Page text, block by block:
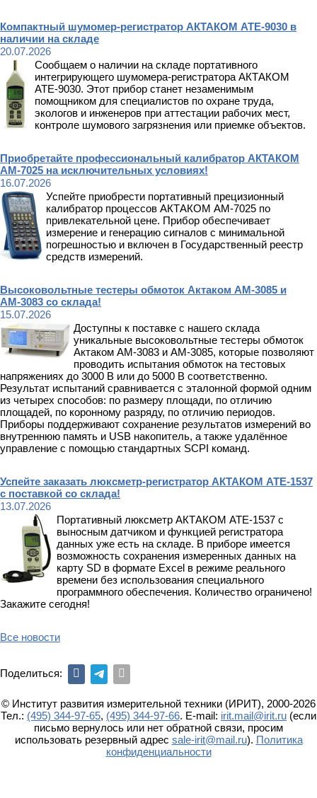
Компактный шумомер-регистратор АКТАКОМ АТЕ-9030 в
наличии на складе
20.07.2026
Сообщаем о наличии на складе портативного
интегрирующего шумомера-регистратора АКТАКОМ
АТЕ-9030. Этот прибор станет незаменимым
помощником для специалистов по охране труда,
экологов и инженеров при аттестации рабочих мест,
контроле шумового загрязнения или приемке объектов.
Приобретайте профессиональный калибратор АКТАКОМ
АМ-7025 на исключительных условиях!
16.07.2026
Успейте приобрести портативный прецизионный
калибратор процессов АКТАКОМ АМ-7025 по
привлекательной цене. Прибор обеспечивает
измерение и генерацию сигналов с минимальной
погрешностью и включен в Государственный реестр
средств измерений.
Высоковольтные тестеры обмоток Актаком АМ-3085 и
АМ-3083 со склада!
15.07.2026
Доступны к поставке с нашего склада
уникальные высоковольтные тестеры обмоток
Актаком АМ-3083 и АМ-3085, которые позволяют
проводить испытания обмоток на тестовых
напряжениях до 3000 В или до 5000 В соответственно.
Результат испытаний сравнивается с эталонной формой одним
из четырех способов: по размеру площади, по отличию
площадей, по коронному разряду, по отличию периодов.
Приборы поддерживают сохранение результатов измерений во
внутреннюю память и USB накопитель, а также удалённое
управление с помощью стандартных SCPI команд.
Успейте заказать люксметр-регистратор АКТАКОМ АТЕ-1537
с поставкой со склада!
13.07.2026
Портативный люксметр АКТАКОМ АТЕ-1537 с
выносным датчиком и функцией регистратора
данных уже есть на складе. В приборе имеется
возможность сохранения измеренных данных на
карту SD в формате Excel в режиме реального
времени без использования специального
программного обеспечения. Количество ограничено!
Закажите сегодня!
Все новости
Поделиться:
© Институт развития измерительной техники (ИРИТ), 2000-2026
Тел.: (495) 344-97-65, (495) 344-97-66. E-mail: irit.mail@irit.ru (если
письмо вернулось или нет обратной связи, просим
использовать резервный адрес sale-irit@mail.ru). Политика
конфиденциальности